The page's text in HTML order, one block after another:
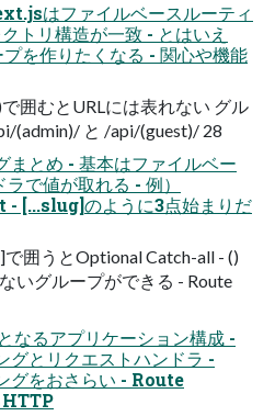
はファイルベースルーティ
トリ構造が一致 - とはいえ
を作りたくなる - 関心や機能
囲むとURLには表れない グル
(admin)/ と /api/(guest)/ 28
とめ - 基本はファイルベー
で値が取れる - 例）
のように3点始まりだ
囲うとOptional Catch-all - ()
いグループができる - Route
なるアプリケーション構成 -
とリクエストハンドラ -
グをおさらい - Route